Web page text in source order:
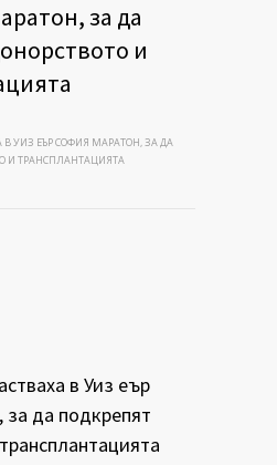
за да
и
УИЗ ЕЪР СОФИЯ МАРАТОН, ЗА ДА
И ТРАНСПЛАНТАЦИЯТА
в Уиз еър
да подкрепят